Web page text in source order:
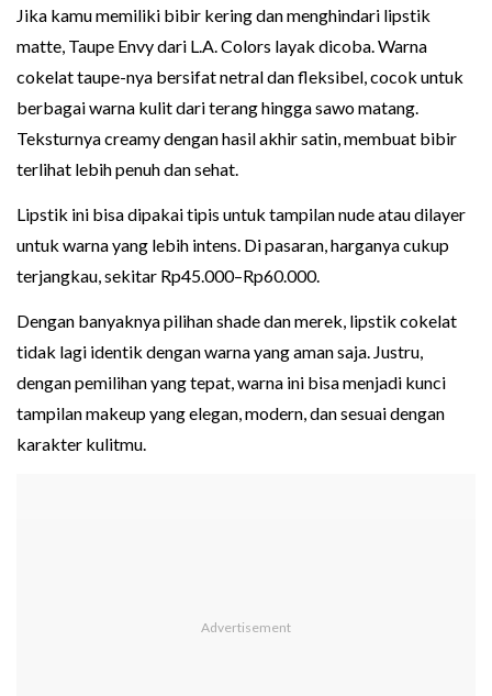
Jika kamu memiliki bibir kering dan menghindari lipstik
matte, Taupe Envy dari L.A. Colors layak dicoba. Warna
cokelat taupe-nya bersifat netral dan fleksibel, cocok untuk
berbagai warna kulit dari terang hingga sawo matang.
Teksturnya creamy dengan hasil akhir satin, membuat bibir
terlihat lebih penuh dan sehat.
Lipstik ini bisa dipakai tipis untuk tampilan nude atau dilayer
untuk warna yang lebih intens. Di pasaran, harganya cukup
terjangkau, sekitar Rp45.000–Rp60.000.
Dengan banyaknya pilihan shade dan merek, lipstik cokelat
tidak lagi identik dengan warna yang aman saja. Justru,
dengan pemilihan yang tepat, warna ini bisa menjadi kunci
tampilan makeup yang elegan, modern, dan sesuai dengan
karakter kulitmu.